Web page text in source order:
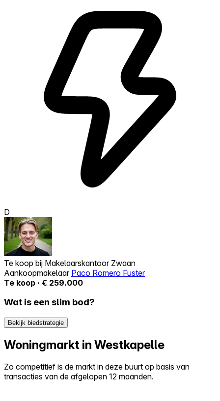
D
Te koop bij Makelaarskantoor Zwaan
Aankoopmakelaar Paco Romero Fuster
Te koop · € 259.000
Wat is een slim bod?
Bekijk biedstrategie
Woningmarkt in Westkapelle
Zo competitief is de markt in deze buurt op basis van
transacties van de afgelopen 12 maanden.